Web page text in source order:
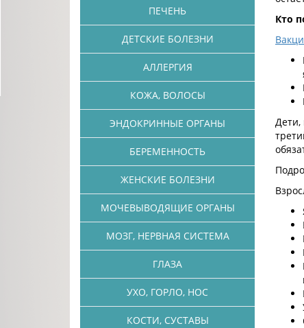
Кто
Дети,
ПЕЧЕНЬ
ДЕТСКИЕ БОЛЕЗНИ
АЛЛЕРГИЯ
КОЖА, ВОЛОСЫ
ЭНДОКРИННЫЕ ОРГАНЫ
БЕРЕМЕННОСТЬ
ЖЕНСКИЕ БОЛЕЗНИ
МОЧЕВЫВОДЯЩИЕ ОРГАНЫ
МОЗГ, НЕРВНАЯ СИСТЕМА
ГЛАЗА
УХО, ГОРЛО, НОС
КОСТИ, СУСТАВЫ